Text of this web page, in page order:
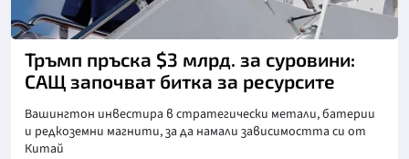
Снимка: БТА
Тръмп пръска $3 млрд. за суровини:
САЩ започват битка за ресурсите
Вашингтон инвестира в стратегически метали, батерии
и редкоземни магнити, за да намали зависимостта си от
Китай